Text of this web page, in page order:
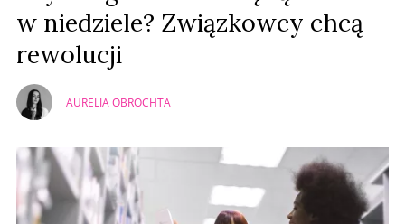
w niedziele? Związkowcy chcą
rewolucji
AURELIA OBROCHTA